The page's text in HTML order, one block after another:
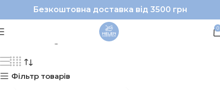
Безкоштовна доставка від 3500 грн
0
Beautyblender
Фільтр товарів